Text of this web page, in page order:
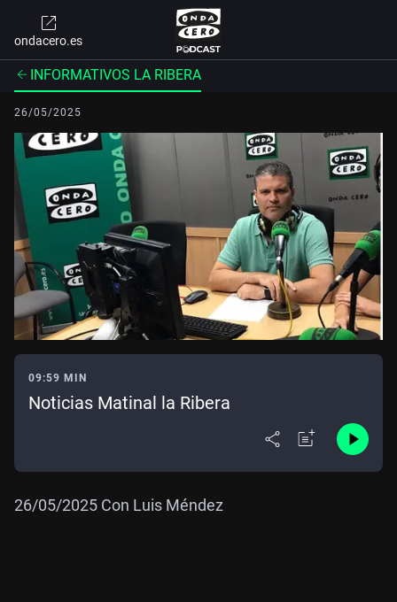
ondacero.es
INFORMATIVOS LA RIBERA
26/05/2025
09:59 MIN
Noticias Matinal la Ribera
26/05/2025 Con Luis Méndez